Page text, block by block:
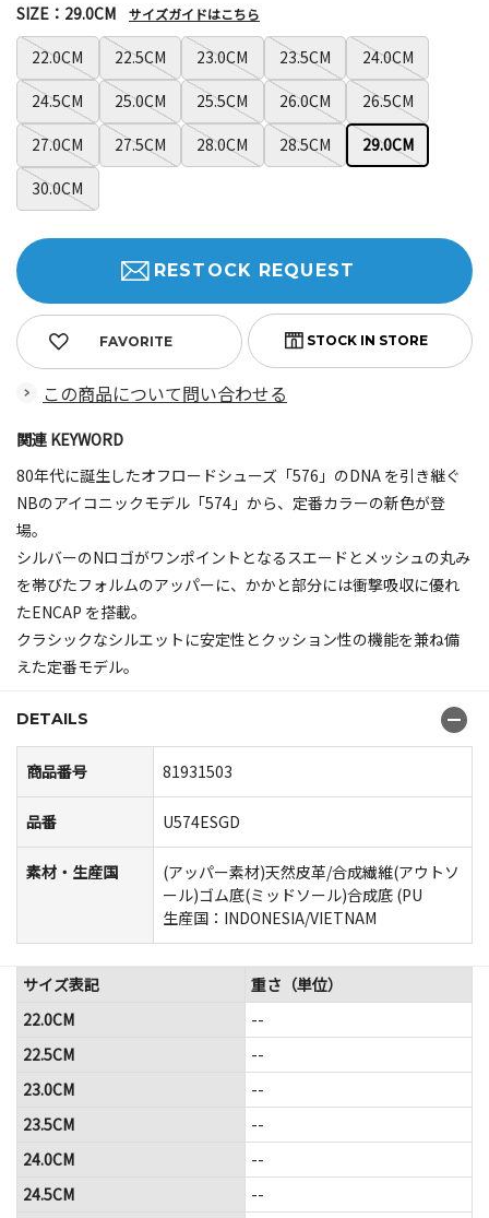
22.0CM 22.5CM 23.0CM 23.5CM
24.0CM
24.5CM
25.0CM 25.5CM 26.0CM
26.5CM
27.0CM
27.5CM 28.0CM 28.5CM
29.0CM
30.0CM
SIZE：29.0CM サイズガイドはこちら
FAVORITE
RESTOCK REQUEST
この商品について問い合わせる
関連 KEYWORD
80年代に誕生したオフロードシューズ「576」のDNA を引き継ぐ
NBのアイコニックモデル「574」から、定番カラーの新色が登
場。
シルバーのNロゴがワンポイントとなるスエードとメッシュの丸み
を帯びたフォルムのアッパーに、かかと部分には衝撃吸収に優れ
たENCAP を搭載。
クラシックなシルエットに安定性とクッション性の機能を兼ね備
えた定番モデル。
DETAILS
商品番号 81931503
品番 U574ESGD
素材・生産国
(アッパー素材)天然皮革/合成繊維(アウトソ
ール)ゴム底(ミッドソール)合成底 (PU
生産国：INDONESIA/VIETNAM
サイズ表記
重さ（単位）
22.0CM
--
22.5CM
--
23.0CM
--
23.5CM
--
24.0CM
--
24.5CM
--